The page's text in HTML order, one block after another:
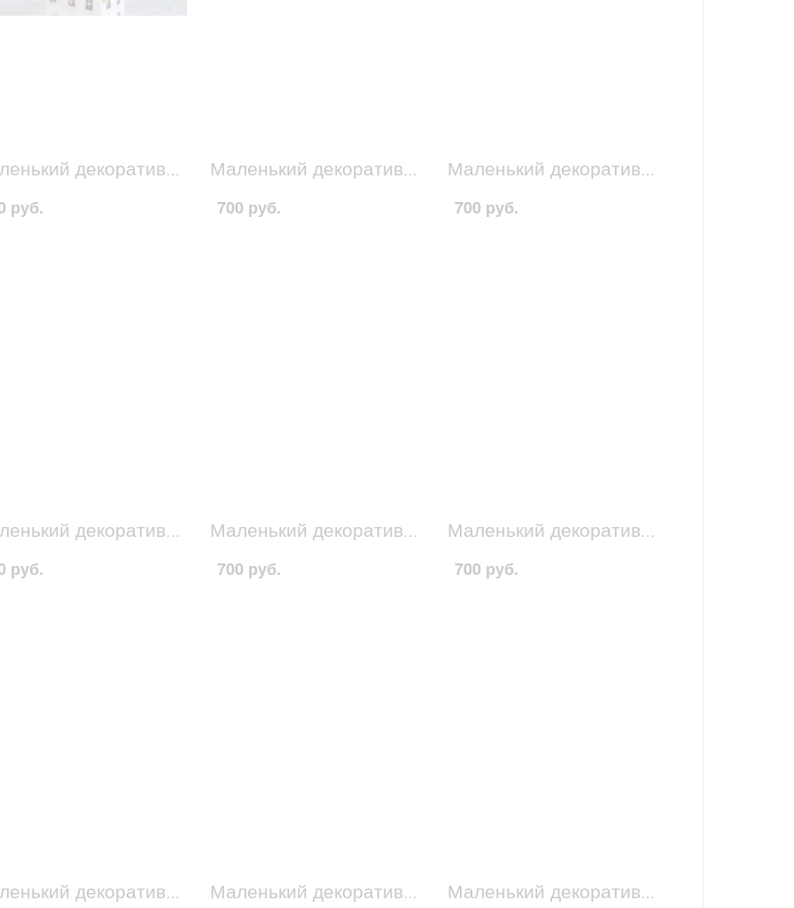
Маленький декоративный домик бело-зеленый 2
руб.
Маленький декоративный домик бело-зеленый 1
700 руб.
Маленький декоративный домик бело-бежевый 1
700 руб.
Маленький декоративный домик бело-сиреневый 1
руб.
Маленький декоративный домик бело-желтый 2
700 руб.
Маленький декоративный домик желто-красный 4
700 руб.
Маленький декоративный домик желто-зеленый 4 Маленький декоративный домик желто-зеленый 1 Маленький декоративный домик желтый